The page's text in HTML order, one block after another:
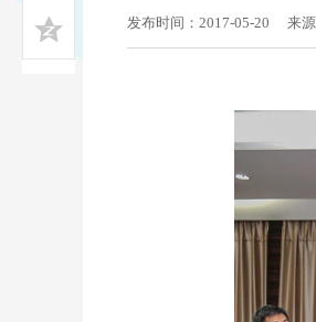
发布时间：2017-05-20 来